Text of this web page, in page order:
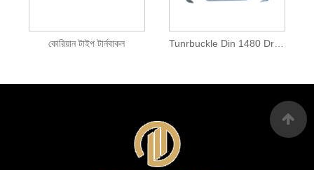
কোরিয়ান টাইপ টার্নবাকল